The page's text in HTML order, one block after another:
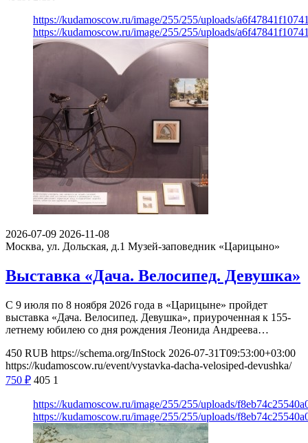
https://kudamoscow.ru/image/255/255/uploads/
https://kudamoscow.ru/image/255/255/uploads/
2026-07-09 2026-11-08
Москва, ул. Дольская, д.1 Музей-заповедник «Царицыно»
Выставка «Дача. Велосипед. Девушка»
С 9 июля по 8 ноября 2026 года в «Царицыне» пройдет
выставка «Дача. Велосипед. Девушка», приуроченная к 155-
летнему юбилею со дня рождения Леонида Андреева…
450 RUB https://schema.org/InStock 2026-07-31T09:53:00+03:00
https://kudamoscow.ru/event/vystavka-dacha-velosiped-devushka/
750 ₽ 405 1
https://kudamoscow.ru/image/255/255/uploads/
https://kudamoscow.ru/image/255/255/uploads/